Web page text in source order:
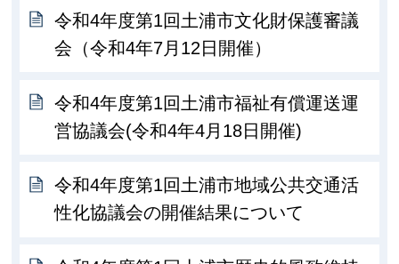
令和4年度第1回土浦市文化財保護審議
会（令和4年7月12日開催）
令和4年度第1回土浦市福祉有償運送運
営協議会(令和4年4月18日開催)
令和4年度第1回土浦市地域公共交通活
性化協議会の開催結果について